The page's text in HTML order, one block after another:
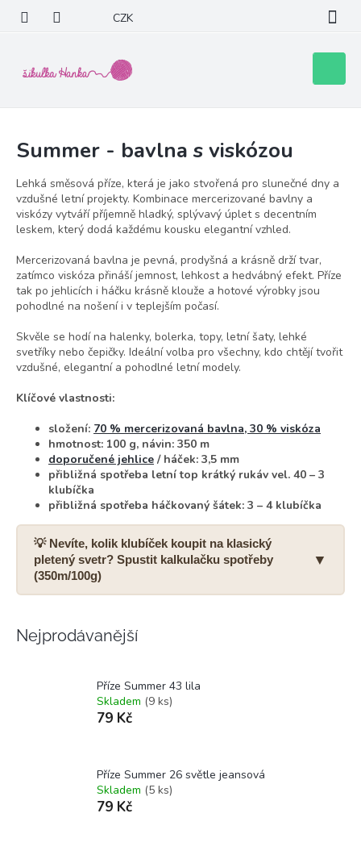
obsah
CZK
košík
Summer - bavlna s viskózou
Lehká směsová příze, která je jako stvořená pro slunečné dny a
vzdušné letní projekty. Kombinace mercerizované bavlny a
viskózy vytváří příjemně hladký, splývavý úplet s decentním
leskem, který dodá každému kousku elegantní vzhled.
Mercerizovaná bavlna je pevná, prodyšná a krásně drží tvar,
zatímco viskóza přináší jemnost, lehkost a hedvábný efekt. Příze
tak po jehlicích i háčku krásně klouže a hotové výrobky jsou
pohodlné na nošení i v teplejším počasí.
Skvěle se hodí na halenky, bolerka, topy, letní šaty, lehké
svetříky nebo čepičky. Ideální volba pro všechny, kdo chtějí tvořit
vzdušné, elegantní a pohodlné letní modely.
Klíčové vlastnosti:
složení: 70 % mercerizovaná bavlna, 30 % viskóza
hmotnost: 100 g, návin: 350 m
doporučené jehlice / háček: 3,5 mm
přibližná spotřeba letní top krátký rukáv vel. 40 – 3
klubíčka
přibližná spotřeba háčkovaný šátek: 3 – 4 klubíčka
💡 Nevíte, kolik klubíček koupit na klasický
pletený svetr? Spustit kalkulačku spotřeby
(350m/100g)
▼
Co budete plést?
Zvolte dámskou velikost svetru:
Přibližná spotřeba:
4 klubíčka
Nejprodávanější
Příze Summer 43 lila
Skladem (9 ks)
79 Kč
Příze Summer 26 světle jeansová
Skladem (5 ks)
79 Kč